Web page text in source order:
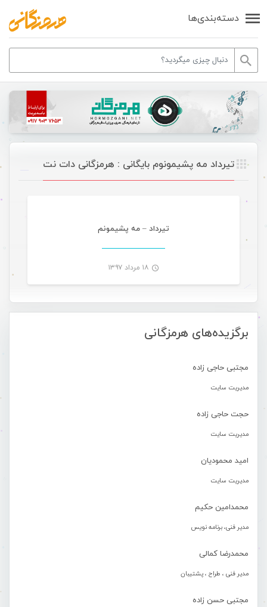
دسته‌بندی‌ها
برگزیده‌های هرمزگانی
مجتبی حاجی زاده
مدیریت سایت
حجت حاجی زاده
مدیریت سایت
امید محمودیان
مدیریت سایت
محمدامین حکیم
مدیر فنی، برنامه نویس
محمدرضا کمالی
مدیر فنی ، طراح ، پشتیبان
مجتبی حسن زاده
تیرداد مه پشیمونوم بایگانی : هرمزگانی دات نت
تیرداد – مه پشیمونم
۱۸ مرداد ۱۳۹۷